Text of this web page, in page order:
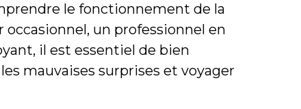
le fonctionnement de la
occasionnel, un professionnel en
il est essentiel de bien
mauvaises surprises et voyager